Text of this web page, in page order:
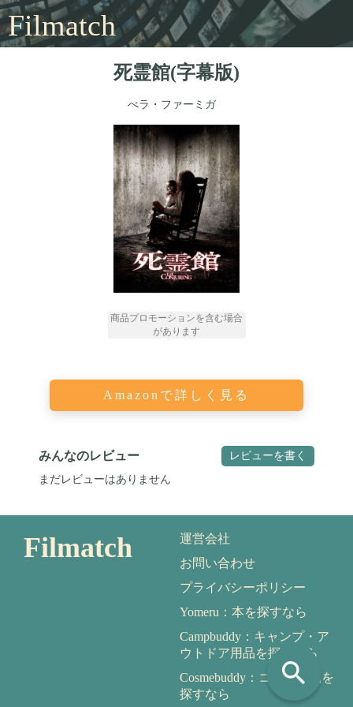
Filmatch
死霊館(字幕版)
べラ・ファーミガ
商品プロモーションを含む場合
があります
Amazonで詳しく見る
みんなのレビュー レビューを書く
まだレビューはありません
search
Filmatch
運営会社
お問い合わせ
プライバシーポリシー
Yomeru：本を探すなら
Campbuddy：キャンプ・ア
ウトドア用品を探すなら
Cosmebuddy：コスメ用品を
探すなら